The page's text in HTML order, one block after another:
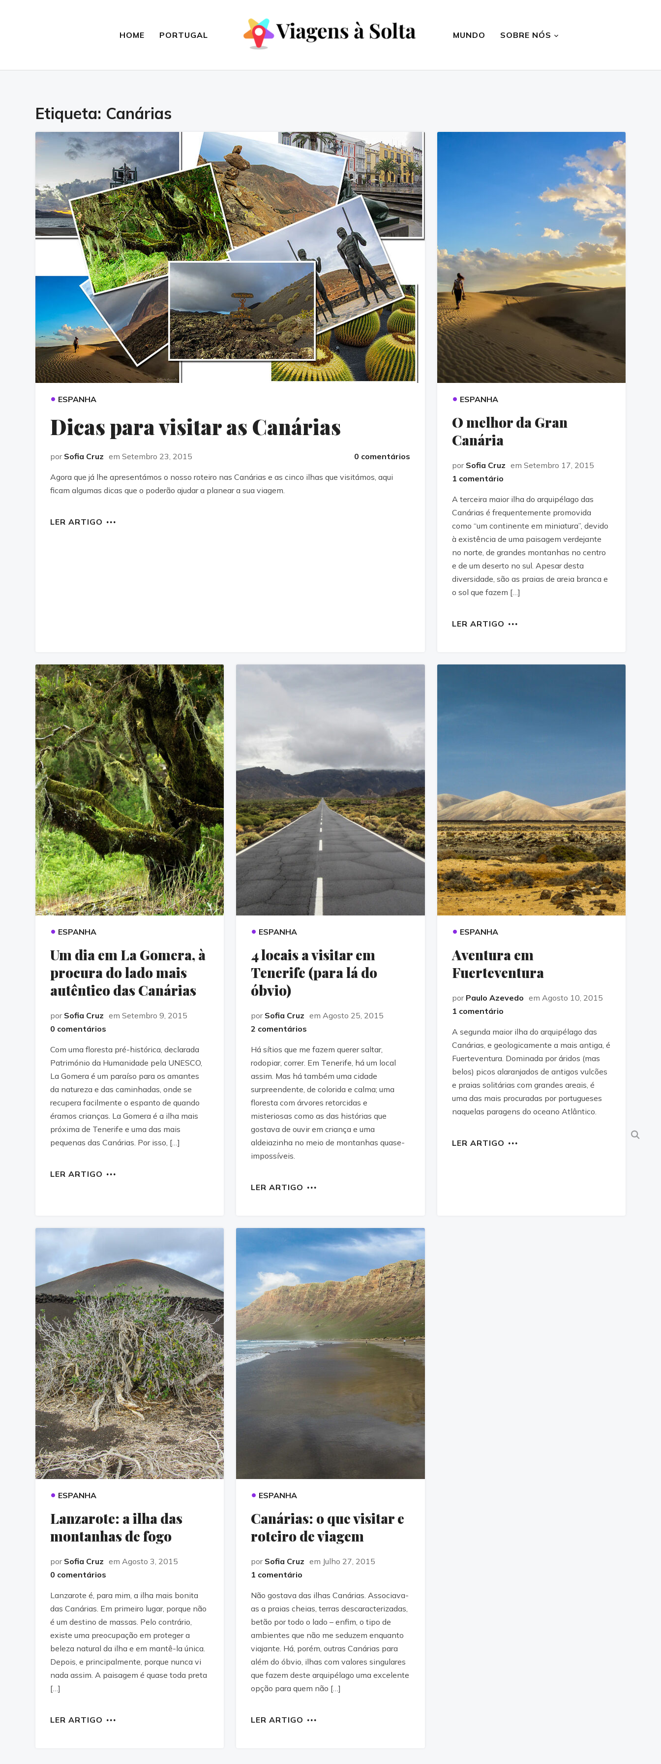
HOME PORTUGAL MUNDO SOBRE NÓS
Etiqueta: Canárias
• ESPANHA
Dicas para visitar as Canárias
por Sofia Cruz em Setembro 23, 2015 0 comentários
Agora que já lhe apresentámos o nosso roteiro nas Canárias e as cinco ilhas que visitámos, aqui
ficam algumas dicas que o poderão ajudar a planear a sua viagem.
LER ARTIGO
• ESPANHA
O melhor da Gran
Canária
por Sofia Cruz em Setembro 17, 2015
1 comentário
A terceira maior ilha do arquipélago das
Canárias é frequentemente promovida
como “um continente em miniatura”, devido
à existência de uma paisagem verdejante
no norte, de grandes montanhas no centro
e de um deserto no sul. Apesar desta
diversidade, são as praias de areia branca e
o sol que fazem […]
LER ARTIGO
• ESPANHA
Um dia em La Gomera, à
procura do lado mais
autêntico das Canárias
por Sofia Cruz em Setembro 9, 2015
0 comentários
Com uma floresta pré-histórica, declarada
Património da Humanidade pela UNESCO,
La Gomera é um paraíso para os amantes
da natureza e das caminhadas, onde se
recupera facilmente o espanto de quando
éramos crianças. La Gomera é a ilha mais
próxima de Tenerife e uma das mais
pequenas das Canárias. Por isso, […]
LER ARTIGO
• ESPANHA
4 locais a visitar em
Tenerife (para lá do
óbvio)
por Sofia Cruz em Agosto 25, 2015
2 comentários
Há sítios que me fazem querer saltar,
rodopiar, correr. Em Tenerife, há um local
assim. Mas há também uma cidade
surpreendente, de colorida e calma; uma
floresta com árvores retorcidas e
misteriosas como as das histórias que
gostava de ouvir em criança e uma
aldeiazinha no meio de montanhas quase-
impossíveis.
LER ARTIGO
• ESPANHA
Aventura em
Fuerteventura
por Paulo Azevedo em Agosto 10, 2015
1 comentário
A segunda maior ilha do arquipélago das
Canárias, e geologicamente a mais antiga, é
Fuerteventura. Dominada por áridos (mas
belos) picos alaranjados de antigos vulcões
e praias solitárias com grandes areais, é
uma das mais procuradas por portugueses
naquelas paragens do oceano Atlântico.
LER ARTIGO
• ESPANHA
Lanzarote: a ilha das
montanhas de fogo
por Sofia Cruz em Agosto 3, 2015
0 comentários
Lanzarote é, para mim, a ilha mais bonita
das Canárias. Em primeiro lugar, porque não
é um destino de massas. Pelo contrário,
existe uma preocupação em proteger a
beleza natural da ilha e em mantê-la única.
Depois, e principalmente, porque nunca vi
nada assim. A paisagem é quase toda preta
[…]
LER ARTIGO
• ESPANHA
Canárias: o que visitar e
roteiro de viagem
por Sofia Cruz em Julho 27, 2015
1 comentário
Não gostava das ilhas Canárias. Associava-
as a praias cheias, terras descaracterizadas,
betão por todo o lado – enfim, o tipo de
ambientes que não me seduzem enquanto
viajante. Há, porém, outras Canárias para
além do óbvio, ilhas com valores singulares
que fazem deste arquipélago uma excelente
opção para quem não […]
LER ARTIGO